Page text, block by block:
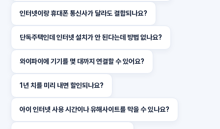
인터넷이랑 휴대폰 통신사가 달라도 결합되나요?
단독주택인데 인터넷 설치가 안 된다는데 방법 없나요?
와이파이에 기기를 몇 대까지 연결할 수 있어요?
1년 치를 미리 내면 할인되나요?
아이 인터넷 사용 시간이나 유해사이트를 막을 수 있나요?